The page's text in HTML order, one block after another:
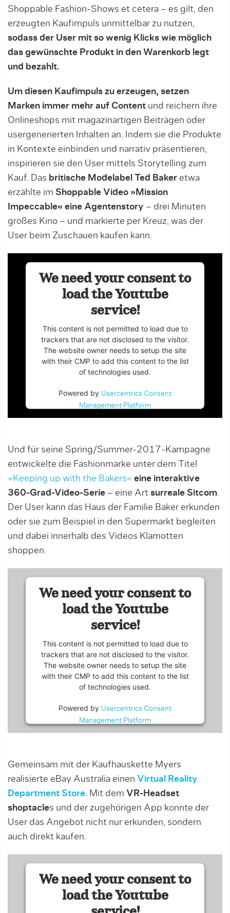
Shoppable Fashion-Shows et cetera – es gilt, den
erzeugten Kaufimpuls unmittelbar zu nutzen,
sodass der User mit so wenig Klicks wie möglich
das gewünschte Produkt in den Warenkorb legt
und bezahlt.
Um diesen Kaufimpuls zu erzeugen, setzen
Marken immer mehr auf Content und reichern ihre
Onlineshops mit magazinartigen Beiträgen oder
usergenerierten Inhalten an. Indem sie die Produkte
in Kontexte einbinden und narrativ präsentieren,
inspirieren sie den User mittels Storytelling zum
Kauf. Das britische Modelabel Ted Baker etwa
erzählte im Shoppable Video »Mission
Impeccable« eine Agentenstory – drei Minuten
großes Kino – und markierte per Kreuz, was der
User beim Zuschauen kaufen kann.
We need your consent to
load the Youtube
service!
This content is not permitted to load due to
trackers that are not disclosed to the visitor.
The website owner needs to setup the site
with their CMP to add this content to the list
of technologies used.
Powered by Usercentrics Consent
Management Platform
Und für seine Spring/Summer-2017-Kampagne
entwickelte die Fashionmarke unter dem Titel
»Keeping up with the Bakers« eine interaktive
360-Grad-Video-Serie – eine Art surreale Sitcom.
Der User kann das Haus der Familie Baker erkunden
oder sie zum Beispiel in den Supermarkt begleiten
und dabei innerhalb des Videos Klamotten
shoppen.
We need your consent to
load the Youtube
service!
This content is not permitted to load due to
trackers that are not disclosed to the visitor.
The website owner needs to setup the site
with their CMP to add this content to the list
of technologies used.
Powered by Usercentrics Consent
Management Platform
Gemeinsam mit der Kaufhauskette Myers
realisierte eBay Australia einen Virtual Reality
Department Store. Mit dem VR-Headset
shoptacles und der zugehörigen App konnte der
User das Angebot nicht nur erkunden, sondern
auch direkt kaufen.
We need your consent to
load the Youtube